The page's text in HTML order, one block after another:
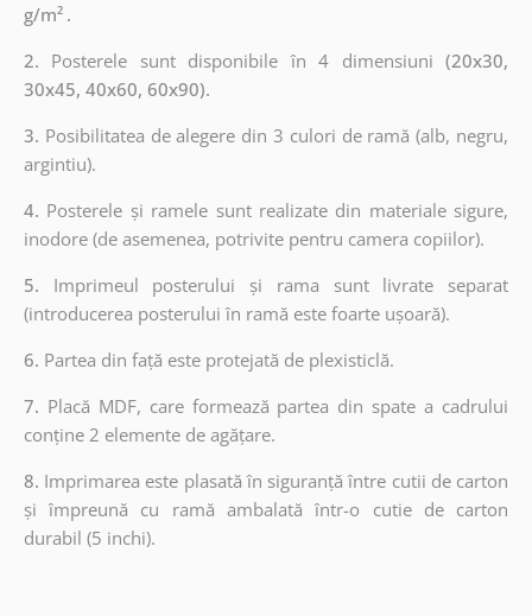
g/m² .
2. Posterele sunt disponibile în 4 dimensiuni (20x30,
30x45, 40x60, 60x90).
3. Posibilitatea de alegere din 3 culori de ramă (alb, negru,
argintiu).
4. Posterele și ramele sunt realizate din materiale sigure,
inodore (de asemenea, potrivite pentru camera copiilor).
5. Imprimeul posterului și rama sunt livrate separat
(introducerea posterului în ramă este foarte ușoară).
6. Partea din față este protejată de plexisticlă.
7. Placă MDF, care formează partea din spate a cadrului
conține 2 elemente de agățare.
8. Imprimarea este plasată în siguranță între cutii de carton
și împreună cu ramă ambalată într-o cutie de carton
durabil (5 inchi).